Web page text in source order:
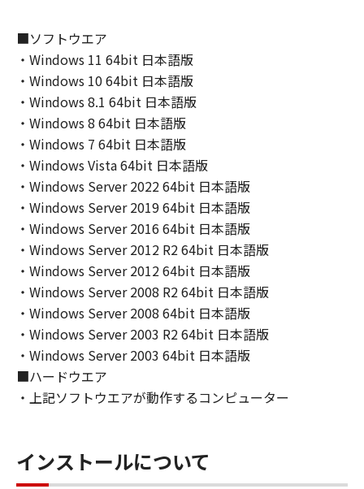
ンの子会社、キヤノンの関連会社、それらの販
売代理店または販売店のいずれも、「本ソフト
ウェア」の使用または使用不能から生ずるいか
なる損害（逸失利益およびその他の派生的また
は付随的な損害を含むがこれらに限定されない
全ての損害を言います。）について、適用法で
認められる限り、一切の責任を負わないものと
します。たとえ、キヤノン、キヤノンのライセ
ンサー、キヤノンの子会社、キヤノンの関連会
社、それらの販売代理店または販売店がかかる
損害の可能性について知らされていた場合でも
同様です。
(3) キヤノン、キヤノンのライセンサー、キヤノ
ンの子会社、キヤノンの関連会社、それらの販
売代理店または販売店のいずれも、「本ソフト
ウェア」、または「本ソフトウェア」の使用に
起因または関連してお客様と第三者との間に生
じたいかなる紛争についても、一切責任を負わ
ないものとします。
８．契約期間
フトウェア」をインストールした時点で発効
し、下記(2)または(3)により終了されるまで有
■ソフトウエア
・Windows 11 64bit 日本語版
・Windows 10 64bit 日本語版
・Windows 8.1 64bit 日本語版
・Windows 8 64bit 日本語版
・Windows 7 64bit 日本語版
・Windows Vista 64bit 日本語版
・Windows Server 2022 64bit 日本語版
・Windows Server 2019 64bit 日本語版
・Windows Server 2016 64bit 日本語版
・Windows Server 2012 R2 64bit 日本語版
・Windows Server 2012 64bit 日本語版
・Windows Server 2008 R2 64bit 日本語版
・Windows Server 2008 64bit 日本語版
・Windows Server 2003 R2 64bit 日本語版
・Windows Server 2003 64bit 日本語版
■ハードウエア
・上記ソフトウエアが動作するコンピューター
インストールについて